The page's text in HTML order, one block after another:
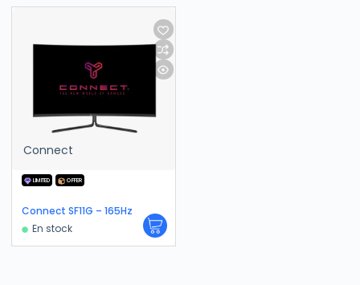
Connect
LIMITED OFFER
Connect SF11G – 165Hz
En stock